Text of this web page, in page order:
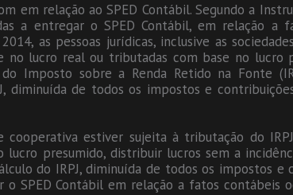
em relação ao SPED Contábil. Segundo a
a entregar o SPED Contábil, em relação a
as pessoas jurídicas, inclusive as
no lucro real ou tributadas com base no lucro
Imposto sobre a Renda Retido na Fonte
diminuída de todos os impostos e
cooperativa estiver sujeita à tributação do
presumido, distribuir lucros sem a
do IRPJ, diminuída de todos os impostos e
SPED Contábil em relação a fatos contábeis